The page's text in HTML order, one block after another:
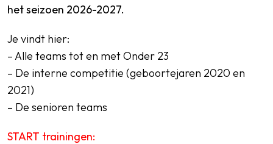
het seizoen 2026-2027.
Je vindt hier:
– Alle teams tot en met Onder 23
– De interne competitie (geboortejaren 2020 en
2021)
– De senioren teams
START trainingen: